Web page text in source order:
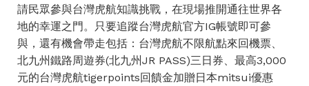
請民眾參與台灣虎航知識挑戰，在現場推開通往世界各
地的幸運之門。只要追蹤台灣虎航官方IG帳號即可參
與，還有機會帶走包括：台灣虎航不限航點來回機票、
北九州鐵路周遊券(北九州JR PASS)三日券、最高3,000
元的台灣虎航tigerpoints回饋金加贈日本mitsui優惠